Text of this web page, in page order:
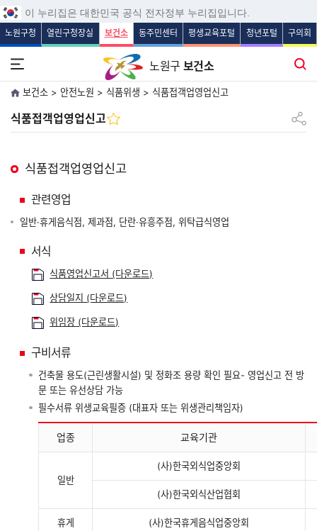
본문 바로가기
주메뉴 바로가기
보조메뉴 바로가기
푸터 바로가기
이 누리집은 대한민국 공식 전자정부 누리집입니다.
노원구청 열린구청장실 보건소 동주민센터 평생교육포털 청년포털 구의회
노원구 보건소
전체메뉴 열기 통합검색
보건소 > 안전노원 > 식품위생 > 식품접객업영업신고
식품접객업영업신고 공유하
식품접객업영업신고
관련영업
일반·휴게음식점, 제과점, 단란·유흥주점, 위탁급식영업
서식
식품영업신고서 (다운로드)
상담일지 (다운로드)
위임장 (다운로드)
구비서류
건축물 용도(근린생활시설) 및 정화조 용량 확인 필요- 영업신고 전 방
문 또는 유선상담 가능
필수서류 위생교육필증 (대표자 또는 위생관리책임자)
업종 교육기관
일반
(사)한국외식업중앙회
(사)한국외식산업협회
휴게 (사)한국휴게음식업중앙회